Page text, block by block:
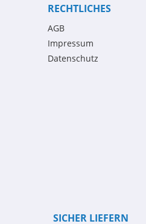
RECHTLICHES
AGB
Impressum
Datenschutz
SICHER LIEFERN